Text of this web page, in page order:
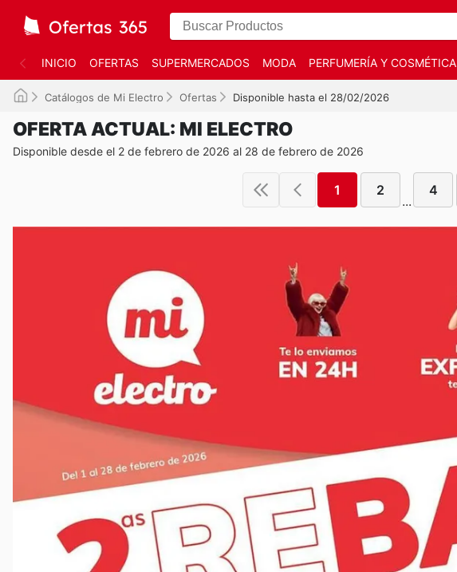
INICIO OFERTAS SUPERMERCADOS MODA PERFUMERÍA Y COSMÉTICA
Catálogos de Mi Electro Ofertas Disponible hasta el 28/02/2026
OFERTA ACTUAL: MI ELECTRO
Disponible desde el 2 de febrero de 2026 al 28 de febrero de 2026
1 2
...
4